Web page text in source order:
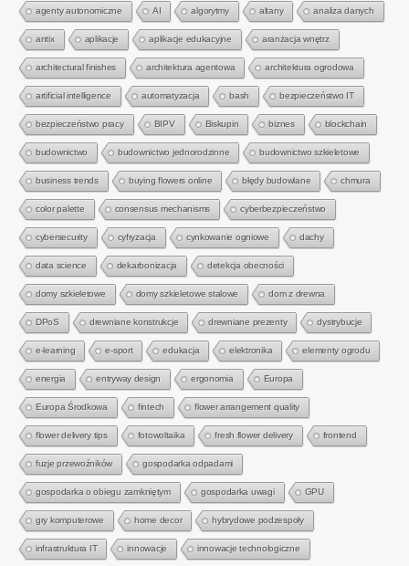
agenty autonomiczne AI algorytmy altany analiza danych
antix aplikacje aplikacje edukacyjne aranżacja wnętrz
architectural finishes architektura agentowa architektura ogrodowa
artificial intelligence automatyzacja bash bezpieczeństwo IT
bezpieczeństwo pracy BIPV Biskupin biznes blockchain
budownictwo budownictwo jednorodzinne budownictwo szkieletowe
business trends buying flowers online błędy budowlane chmura
color palette consensus mechanisms cyberbezpieczeństwo
cybersecurity cyfryzacja cynkowanie ogniowe dachy
data science dekarbonizacja detekcja obecności
domy szkieletowe domy szkieletowe stalowe dom z drewna
DPoS drewniane konstrukcje drewniane prezenty dystrybucje
e-learning e-sport edukacja elektronika elementy ogrodu
energia entryway design ergonomia Europa
Europa Środkowa fintech flower arrangement quality
flower delivery tips fotowoltaika fresh flower delivery frontend
fuzje przewoźników gospodarka odpadami
gospodarka o obiegu zamkniętym gospodarka uwagi GPU
gry komputerowe home decor hybrydowe podzespoły
infrastruktura IT innowacje innowacje technologiczne